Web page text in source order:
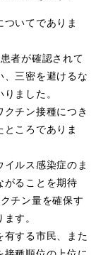
ついてでありま
者が確認されて
、三密を避けるな
ました。
チン接種につき
ところでありま
ルス感染症のま
がることを期待
チン量を確保す
す。
有する市民、また